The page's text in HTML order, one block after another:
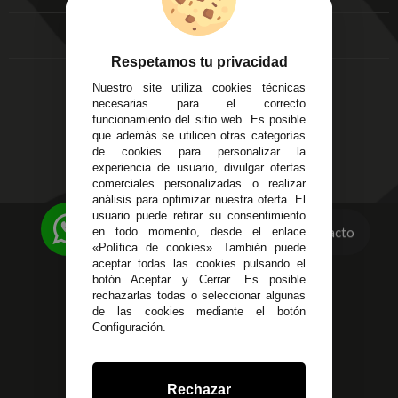
Local 3
Córdoba
14
Alzira - Valencia
C/ Esplugues, 135
Aviso Legal
Devoluciones
Política de Privacidad
Pago Seguro
Terminos y
Condiciones Generales
Políticas de Cookies
623 23 31 98
Atendemos Whatsapp
955 44 45 43/955 44 45 44
info@steielectronica.com
Avenida Plaza de Toros,
Local 3 Écija (Sevilla)
Contacto
Respetamos tu privacidad
Nuestro site utiliza cookies técnicas
necesarias para el correcto
funcionamiento del sitio web. Es posible
que además se utilicen otras categorías
de cookies para personalizar la
experiencia de usuario, divulgar ofertas
comerciales personalizadas o realizar
análisis para optimizar nuestra oferta. El
usuario puede retirar su consentimiento
en todo momento, desde el enlace
«Política de cookies». También puede
aceptar todas las cookies pulsando el
botón Aceptar y Cerrar. Es posible
rechazarlas todas o seleccionar algunas
de las cookies mediante el botón
Configuración.
Rechazar